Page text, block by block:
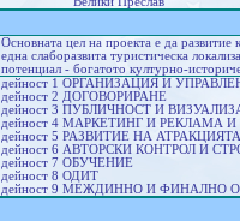
Основната цел на проекта е да
една слаборазвита туристическа
потенциал - богатото културно-
дейност 1 ОРГАНИЗАЦИЯ И
дейност 2 ДОГОВОРИРАНЕ
дейност 3 ПУБЛИЧНОСТ И
дейност 4 МАРКЕТИНГ И РЕКЛАМА
дейност 5 РАЗВИТИЕ НА
дейност 6 АВТОРСКИ КОНТРОЛ И
дейност 7 ОБУЧЕНИЕ
дейност 8 ОДИТ
дейност 9 МЕЖДИННО И ФИНАЛНО